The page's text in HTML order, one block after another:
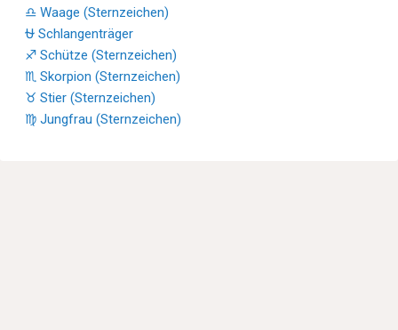
♎ Waage (Sternzeichen)
⛎ Schlangenträger
♐ Schütze (Sternzeichen)
♏ Skorpion (Sternzeichen)
♉ Stier (Sternzeichen)
♍ Jungfrau (Sternzeichen)